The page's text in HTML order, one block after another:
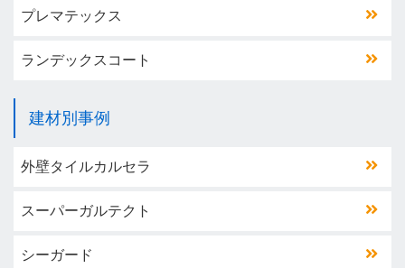
プレマテックス
ランデックスコート
建材別事例
外壁タイルカルセラ
スーパーガルテクト
シーガード